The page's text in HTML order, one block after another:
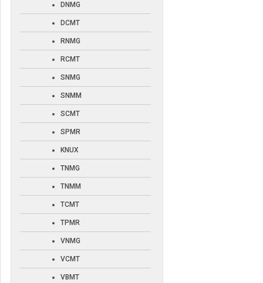
DNMG
DCMT
RNMG
RCMT
SNMG
SNMM
SCMT
SPMR
KNUX
TNMG
TNMM
TCMT
TPMR
VNMG
VCMT
VBMT